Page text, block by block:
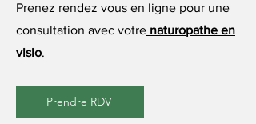
Prenez rendez vous en ligne pour une
consultation avec votre naturopathe en
visio.
Prendre RDV